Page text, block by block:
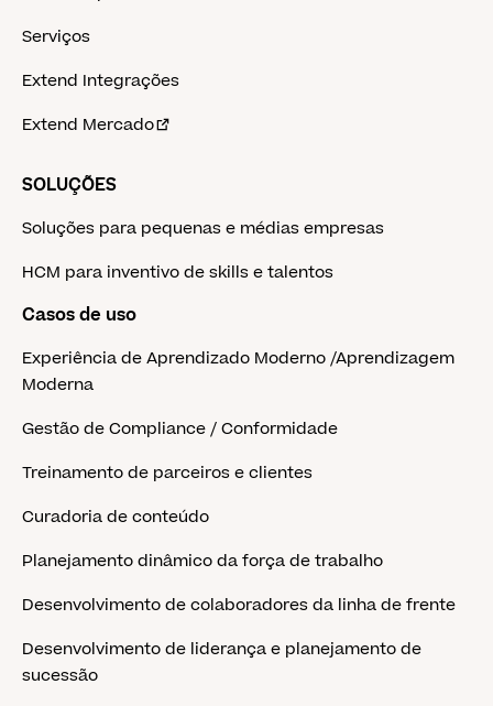
Serviços
Extend Integrações
Extend Mercado
SOLUÇÕES
Soluções para pequenas e médias empresas
HCM para inventivo de skills e talentos
Casos de uso
Experiência de Aprendizado Moderno /Aprendizagem
Moderna
Gestão de Compliance / Conformidade
Treinamento de parceiros e clientes
Curadoria de conteúdo
Planejamento dinâmico da força de trabalho
Desenvolvimento de colaboradores da linha de frente
Desenvolvimento de liderança e planejamento de
sucessão